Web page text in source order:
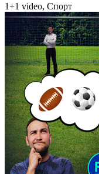
1+1 video, Спорт